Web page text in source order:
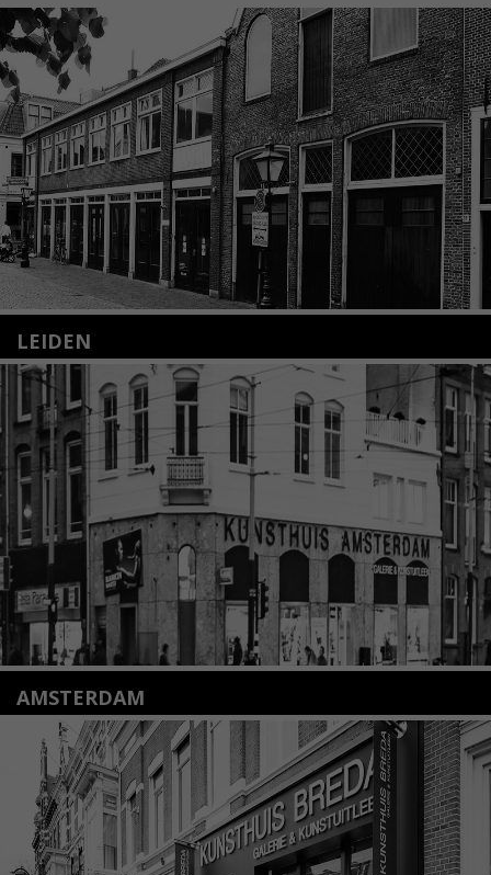
LEIDEN
Nieuwstraat 35
2312 KA Leiden
+31(0)71 – 52 84 480
info@kunsthuisleiden.nl
Lees meer
AMSTERDAM
Amstelveenseweg 135
1075 VX Amsterdam
+31 (0)20 2332546
info@kunsthuisamsterdam.nl
Lees meer